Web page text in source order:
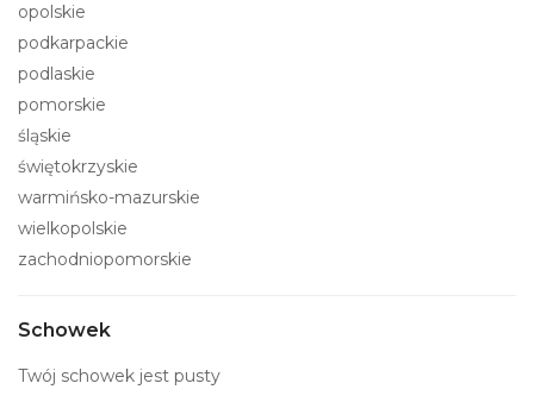
opolskie
podkarpackie
podlaskie
pomorskie
śląskie
świętokrzyskie
warmińsko-mazurskie
wielkopolskie
zachodniopomorskie
Schowek
Twój schowek jest pusty